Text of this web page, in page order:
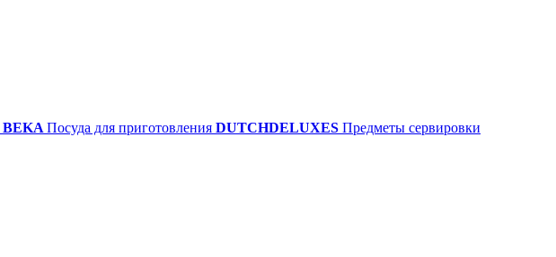
BEKA Посуда для приготовления DUTCHDELUXES Предметы сервировки